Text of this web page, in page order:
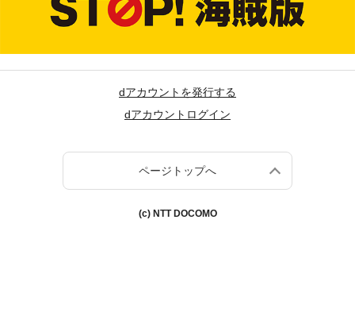
dアカウントを発行する
dアカウントログイン
ページトップへ
(c) NTT DOCOMO